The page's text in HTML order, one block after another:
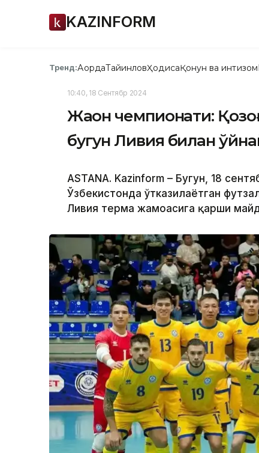
KAZINFORM
Тренд:АқордаТайинловҲодисаҚонун ва интизом
10:40, 18 Сентябр 2024
Жаҳон чемпионати:
бугун Ливия билан
ASTANA. Kazinform – Бугун, 18
Ўзбекистонда ўтказилаётган
Ливия терма жамоасига қарши